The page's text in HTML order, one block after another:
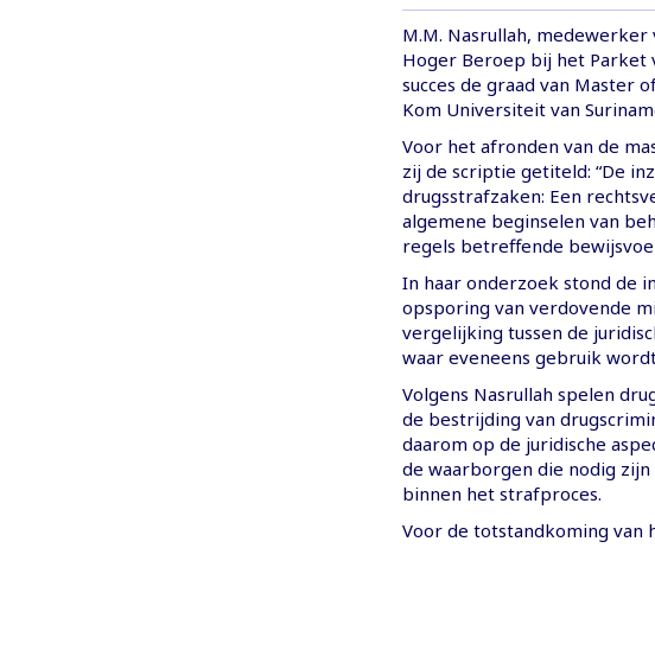
M.M. Nasrullah,
Hoger Beroep bij het Parket
succes de graad van Master
Kom Universiteit van
Voor het afronden van de
zij de scriptie getiteld: “De
drugsstrafzaken: Een
algemene beginselen van
regels betreffende
In haar onderzoek stond de
opsporing van verdovende
vergelijking tussen de
waar eveneens gebruik
Volgens Nasrullah spelen
de bestrijding van
daarom op de juridische
de waarborgen die nodig
binnen het strafproces.
Voor de totstandkoming van